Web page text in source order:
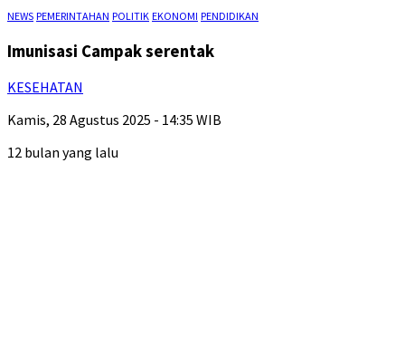
NEWS PEMERINTAHAN POLITIK EKONOMI PENDIDIKAN
Imunisasi Campak serentak
KESEHATAN
Kamis, 28 Agustus 2025 - 14:35 WIB
12 bulan yang lalu